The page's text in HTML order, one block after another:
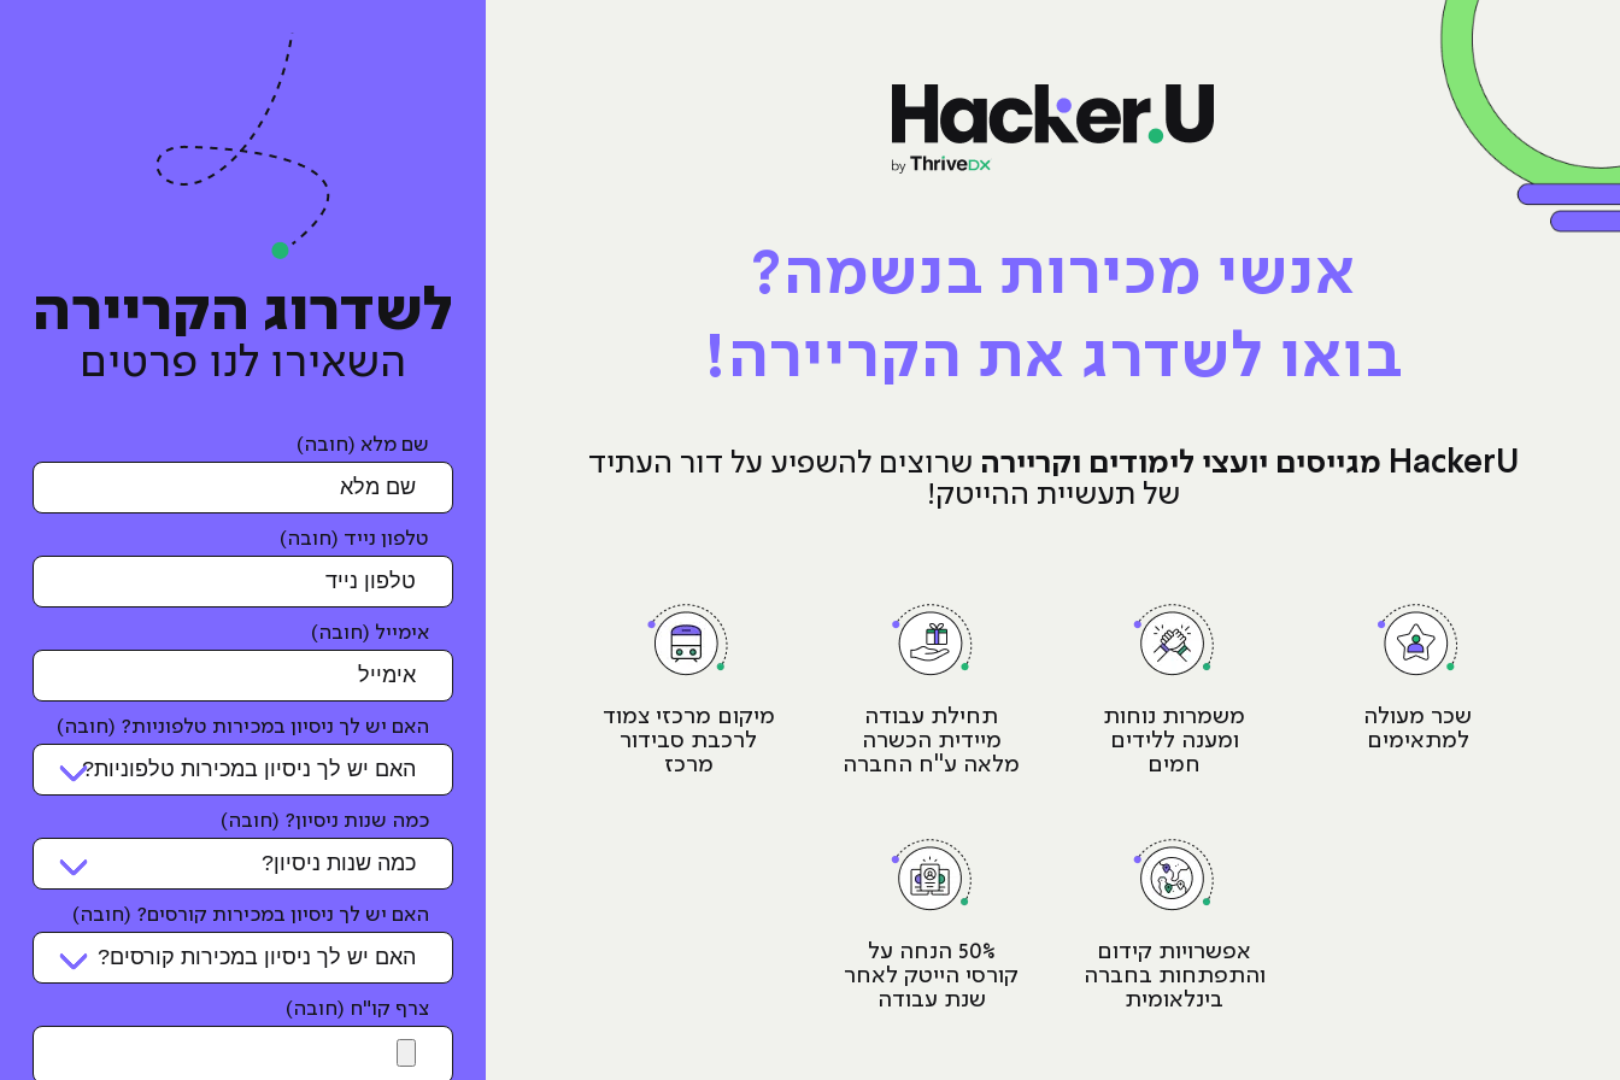
אנשי מכירות בנשמה?
בואו לשדרג את הקריירה!
HackerU מגייסים יועצי לימודים וקריירה שרוצים להשפיע על דור העתיד
של תעשיית ההייטק!
שכר מעולה
למתאימים
משמרות נוחות
ומענה ללידים
חמים
תחילת עבודה
מיידית הכשרה
מלאה ע"ח החברה
מיקום מרכזי צמוד
לרכבת סבידור
מרכז
אפשרויות קידום
והתפתחות בחברה
בינלאומית
50% הנחה על
קורסי הייטק לאחר
שנת עבודה
לשדרוג הקריירה
השאירו לנו פרטים
שם מלא (חובה)
טלפון נייד (חובה)
אימייל (חובה)
האם יש לך ניסיון במכירות טלפוניות? (חובה)
כמה שנות ניסיון? (חובה)
האם יש לך ניסיון במכירות קורסים? (חובה)
צרף קו"ח (חובה)